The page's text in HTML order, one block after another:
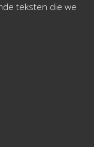
teksten die we